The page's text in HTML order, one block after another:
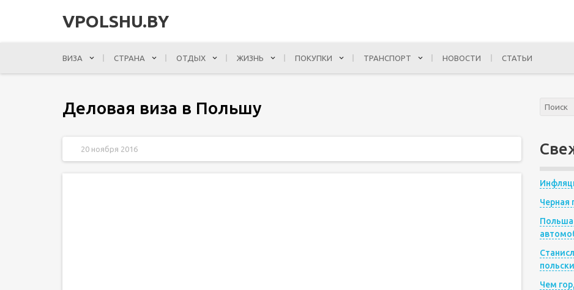
VPOLSHU.BY
ВИЗА СТРАНА ОТДЫХ ЖИЗНЬ ПОКУПКИ ТРАНСПОРТ НОВОСТИ СТАТЬИ
Деловая виза в Польшу
20 ноября 2016
Черная
Польша
Чем